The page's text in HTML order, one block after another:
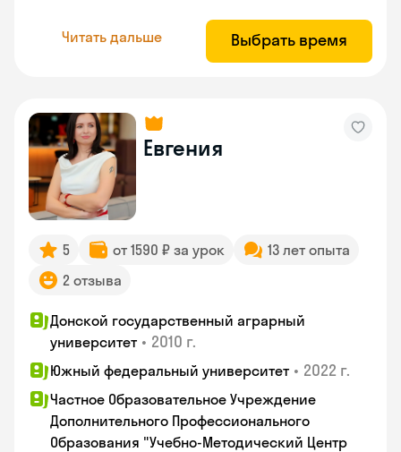
Читать дальше Выбрать время
Евгения
5 от 1590 ₽ за урок
13 лет опыта
2 отзыва
Донской государственный аграрный
университет • 2010 г.
Южный федеральный университет • 2022 г.
Частное Образовательное Учреждение
Дополнительного Профессионального
Образования "Учебно-Методический Центр